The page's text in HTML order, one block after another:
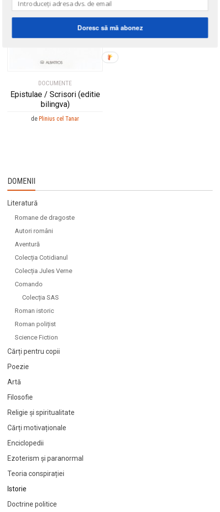
DOCUMENTE
Epistulae / Scrisori (editie
bilingva)
de Plinius cel Tanar
DOMENII
Literatură
Romane de dragoste
Autori români
Aventură
Colecția Cotidianul
Colecția Jules Verne
Comando
Colecția SAS
Roman istoric
Roman polițist
Science Fiction
Cărți pentru copii
Poezie
Artă
Filosofie
Religie și spiritualitate
Cărți motivaționale
Enciclopedii
Ezoterism și paranormal
Teoria conspirației
Istorie
Doctrine politice
Doresc să mă abonez